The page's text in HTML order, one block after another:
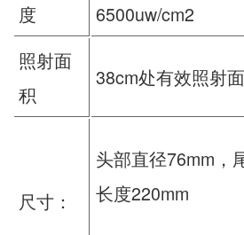
度
6500uw/cm2
照射面
积
38cm处有效照射
尺寸：
头部直径76mm，
长度220mm